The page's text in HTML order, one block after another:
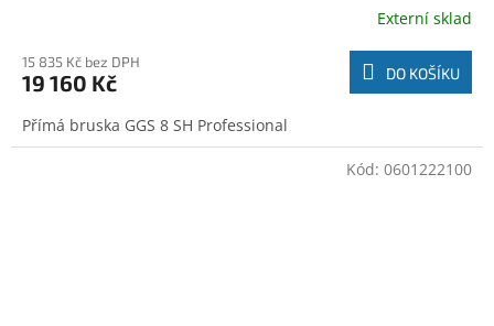
Externí sklad
15 835 Kč bez DPH
19 160 Kč DO KOŠÍKU
Přímá bruska GGS 8 SH Professional
Kód: 0601222100